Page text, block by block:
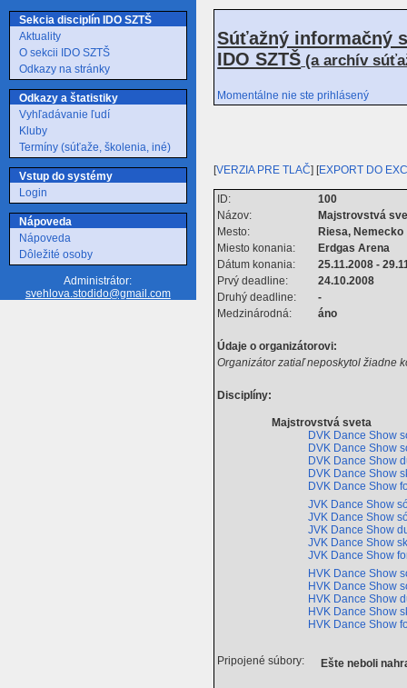
Sekcia disciplín IDO SZTŠ
Aktuality
O sekcii IDO SZTŠ
Odkazy na stránky
Odkazy a štatistiky
Vyhľadávanie ľudí
Kluby
Termíny (súťaže, školenia, iné)
Vstup do systémy
Login
Nápoveda
Nápoveda
Dôležité osoby
Administrátor:
svehlova.stodido@gmail.com
Súťažný informačný
IDO SZTŠ (a archív
Momentálne nie ste prihlásený
[VERZIA PRE TLAČ] [EXPORT DO
ID:
100
Názov:
Majstrovstvá
Mesto:
Riesa, Nemecko
Miesto konania:
Erdgas Arena
Dátum konania:
25.11.2008 -
Prvý deadline:
24.10.2008
Druhý deadline:
-
Medzinárodná:
áno
Údaje o organizátorovi:
Organizátor zatiaľ neposkytol žiadne
Disciplíny:
Majstrovstvá sveta
DVK Dance Show
DVK Dance Show
DVK Dance Show
DVK Dance Show
DVK Dance Show
JVK Dance Show
JVK Dance Show
JVK Dance Show
JVK Dance Show
JVK Dance Show
HVK Dance Show
HVK Dance Show
HVK Dance Show
HVK Dance Show
HVK Dance Show
Pripojené súbory: Ešte neboli